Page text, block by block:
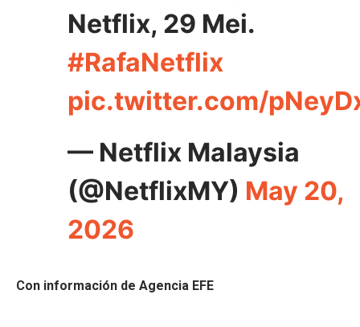
Netflix, 29 Mei.
#RafaNetflix
pic.twitter.com/
— Netflix Malaysia
(@NetflixMY) May 20,
2026
Con información de Agencia EFE